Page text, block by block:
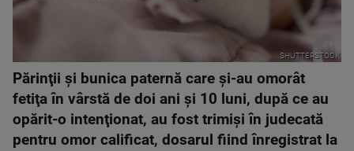
SHUTTERSTOCK
Părinţii și bunica paternă care şi-au omorât
fetiţa în vârstă de doi ani şi 10 luni, după ce au
opărit-o intenţionat, au fost trimişi în judecată
pentru omor calificat, dosarul fiind înregistrat la